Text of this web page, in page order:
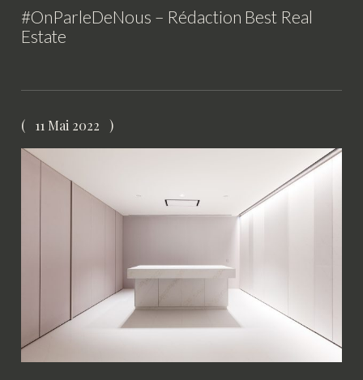
#OnParleDeNous – Rédaction Best Real
Estate
11 Mai 2022